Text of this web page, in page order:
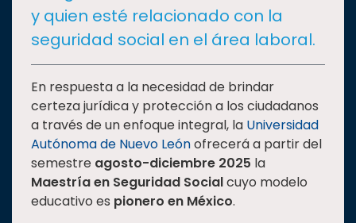
SALUD
SUSTENTABILIDAD
TEMAS
Oferta
educativa
y quien esté relacionado con la
seguridad social en el área laboral.
En respuesta a la necesidad de brindar
certeza jurídica y protección a los ciudadanos
a través de un enfoque integral, la Universidad
Autónoma de Nuevo Leónofrecerá a partir del
semestre agosto-diciembre 2025 la
Maestría en Seguridad Socialcuyo modelo
educativo es pionero en México.